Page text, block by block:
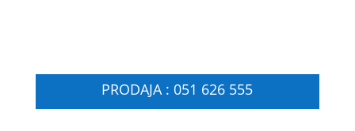
PRODAJA : 051 626 555